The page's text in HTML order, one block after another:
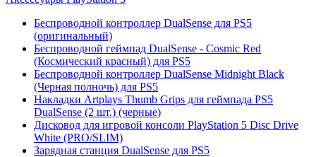
Беспроводной контроллер DualSense для PS5
(оригинальный)
Беспроводной геймпад DualSense - Cosmic Red
(Космический красный) для PS5
Беспроводной контроллер DualSense Midnight Black
(Черная полночь) для PS5
Накладки Artplays Thumb Grips для геймпада PS5
DualSense (2 шт.) (черные)
Дисковод для игровой консоли PlayStation 5 Disc Drive
White (PRO/SLIM)
Зарядная станция DualSense для PS5